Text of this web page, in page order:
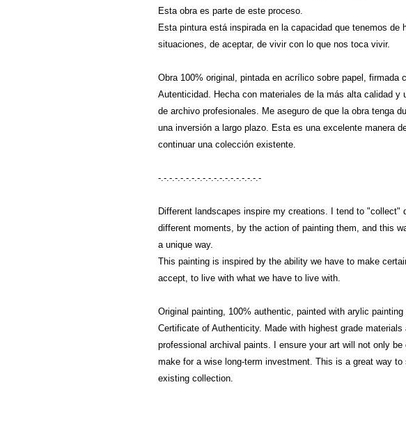
Esta obra es parte de este proceso.
Esta pintura está inspirada en la capacidad que tenemos de
situaciones, de aceptar, de vivir con lo que nos toca vivir.
Obra 100% original, pintada en acrílico sobre papel, firmada
Autenticidad. Hecha con materiales de la más alta calidad y
de archivo profesionales. Me aseguro de que la obra tenga
una inversión a largo plazo. Esta es una excelente manera
continuar una colección existente.
-.-.-.-.-.-.-.-.-.-.-.-.-.-.-.-.-.-.-
Different landscapes inspire my creations. I tend to "collect"
different moments, by the action of painting them, and this
a unique way.
This painting is inspired by the ability we have to make
accept, to live with what we have to live with.
Original painting, 100% authentic, painted with arylic
Certificate of Authenticity. Made with highest grade materials
professional archival paints. I ensure your art will not only be
make for a wise long-term investment. This is a great way to
existing collection.